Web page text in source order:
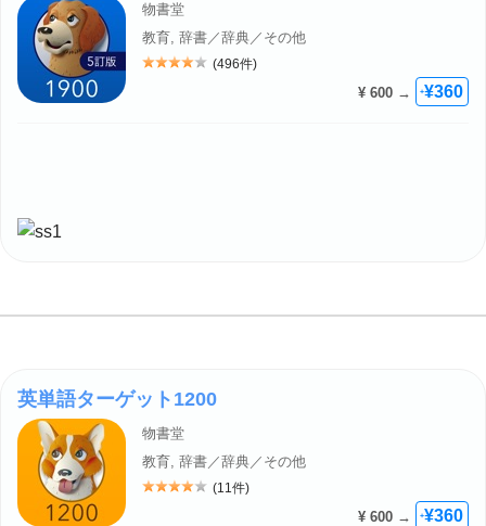
物書堂
教育, 辞書／辞典／その他
評価: 4
(496件)
¥ 600 → +¥360
英単語ターゲット1200
物書堂
教育, 辞書／辞典／その他
評価: 4
(11件)
¥ 600 → +¥360